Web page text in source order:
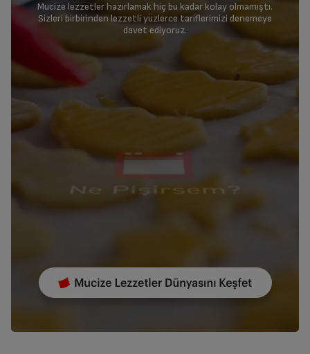
Mucize lezzetler hazırlamak hiç bu kadar kolay olmamıştı.
Sizleri birbirinden lezzetli yüzlerce tariflerimizi denemeye
davet ediyoruz.